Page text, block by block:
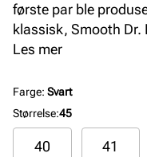
første par ble
klassisk, Smooth
og den legendariske
Les mer
Farge: Svart
Størrelse:45
40 41